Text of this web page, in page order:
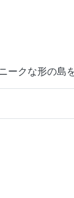
ークな形の島